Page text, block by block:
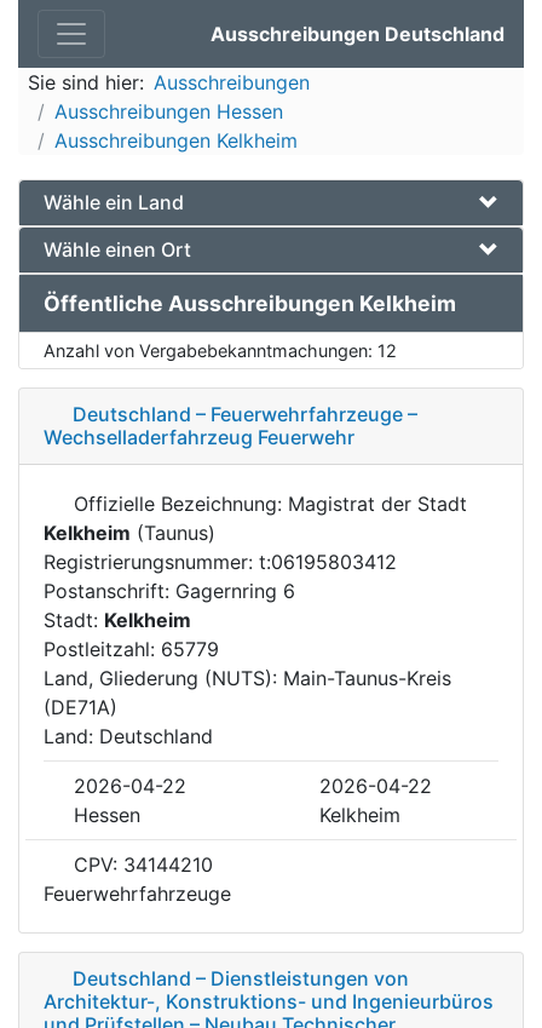
Ausschreibungen Deutschland
Sie sind hier: Ausschreibungen
Ausschreibungen Hessen
Ausschreibungen Kelkheim
Wähle ein Land
Wähle einen Ort
Öffentliche Ausschreibungen Kelkheim
Anzahl von Vergabebekanntmachungen: 12
Deutschland – Feuerwehrfahrzeuge –
Wechselladerfahrzeug Feuerwehr
Offizielle Bezeichnung: Magistrat der Stadt
Kelkheim (Taunus)
Registrierungsnummer: t:06195803412
Postanschrift: Gagernring 6
Stadt: Kelkheim
Postleitzahl: 65779
Land, Gliederung (NUTS): Main-Taunus-Kreis
(DE71A)
Land: Deutschland
2026-04-22
2026-04-22
Hessen
Kelkheim
CPV: 34144210
Feuerwehrfahrzeuge
Deutschland – Dienstleistungen von
Architektur-, Konstruktions- und Ingenieurbüros